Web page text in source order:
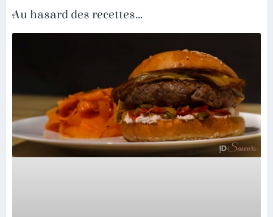
Au hasard des recettes...